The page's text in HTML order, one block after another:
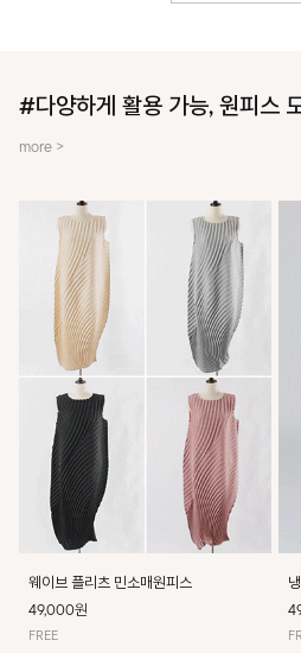
#다양하게 활용 가능, 원피스
more >
웨이브 플리츠 민소매원피스
49,000원
FREE